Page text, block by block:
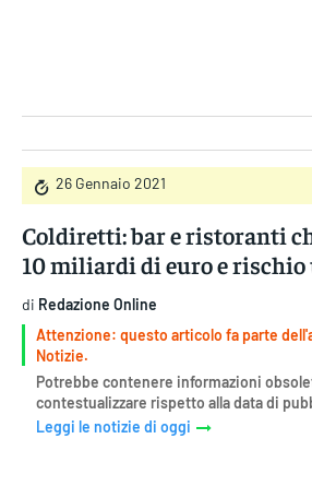
26 Gennaio 2021
Coldiretti: bar e ristoranti
10 miliardi di euro e rischio
di Redazione Online
Attenzione: questo articolo fa parte
Notizie.
Potrebbe contenere informazioni
contestualizzare rispetto alla data di
Leggi le notizie di oggi